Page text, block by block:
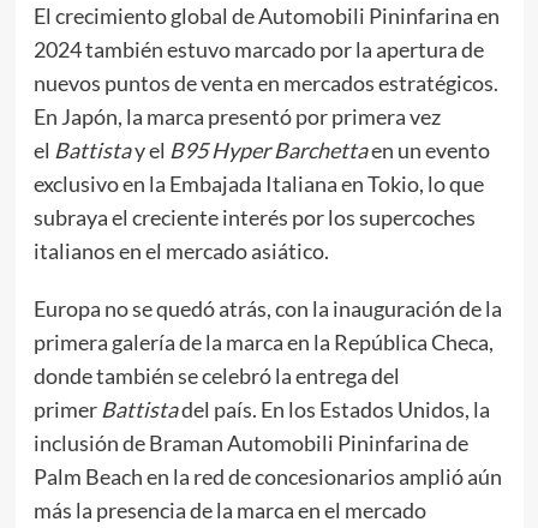
El crecimiento global de Automobili Pininfarina en
2024 también estuvo marcado por la apertura de
nuevos puntos de venta en mercados estratégicos.
En Japón, la marca presentó por primera vez
el Battistay el B95 Hyper Barchettaen un evento
exclusivo en la Embajada Italiana en Tokio, lo que
subraya el creciente interés por los supercoches
italianos en el mercado asiático.
Europa no se quedó atrás, con la inauguración de la
primera galería de la marca en la República Checa,
donde también se celebró la entrega del
primer Battistadel país. En los Estados Unidos, la
inclusión de Braman Automobili Pininfarina de
Palm Beach en la red de concesionarios amplió aún
más la presencia de la marca en el mercado